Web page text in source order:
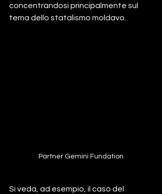
concentrandosi principalmente sul
tema dello statalismo moldavo.
Partner Gemini Fundation
Si veda, ad esempio, il caso del